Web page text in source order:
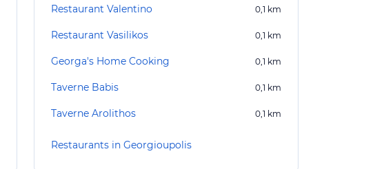
Restaurant Valentino 0,1 km
Restaurant Vasilikos 0,1 km
Georga's Home Cooking 0,1 km
Taverne Babis 0,1 km
Taverne Arolithos 0,1 km
Restaurants in Georgioupolis